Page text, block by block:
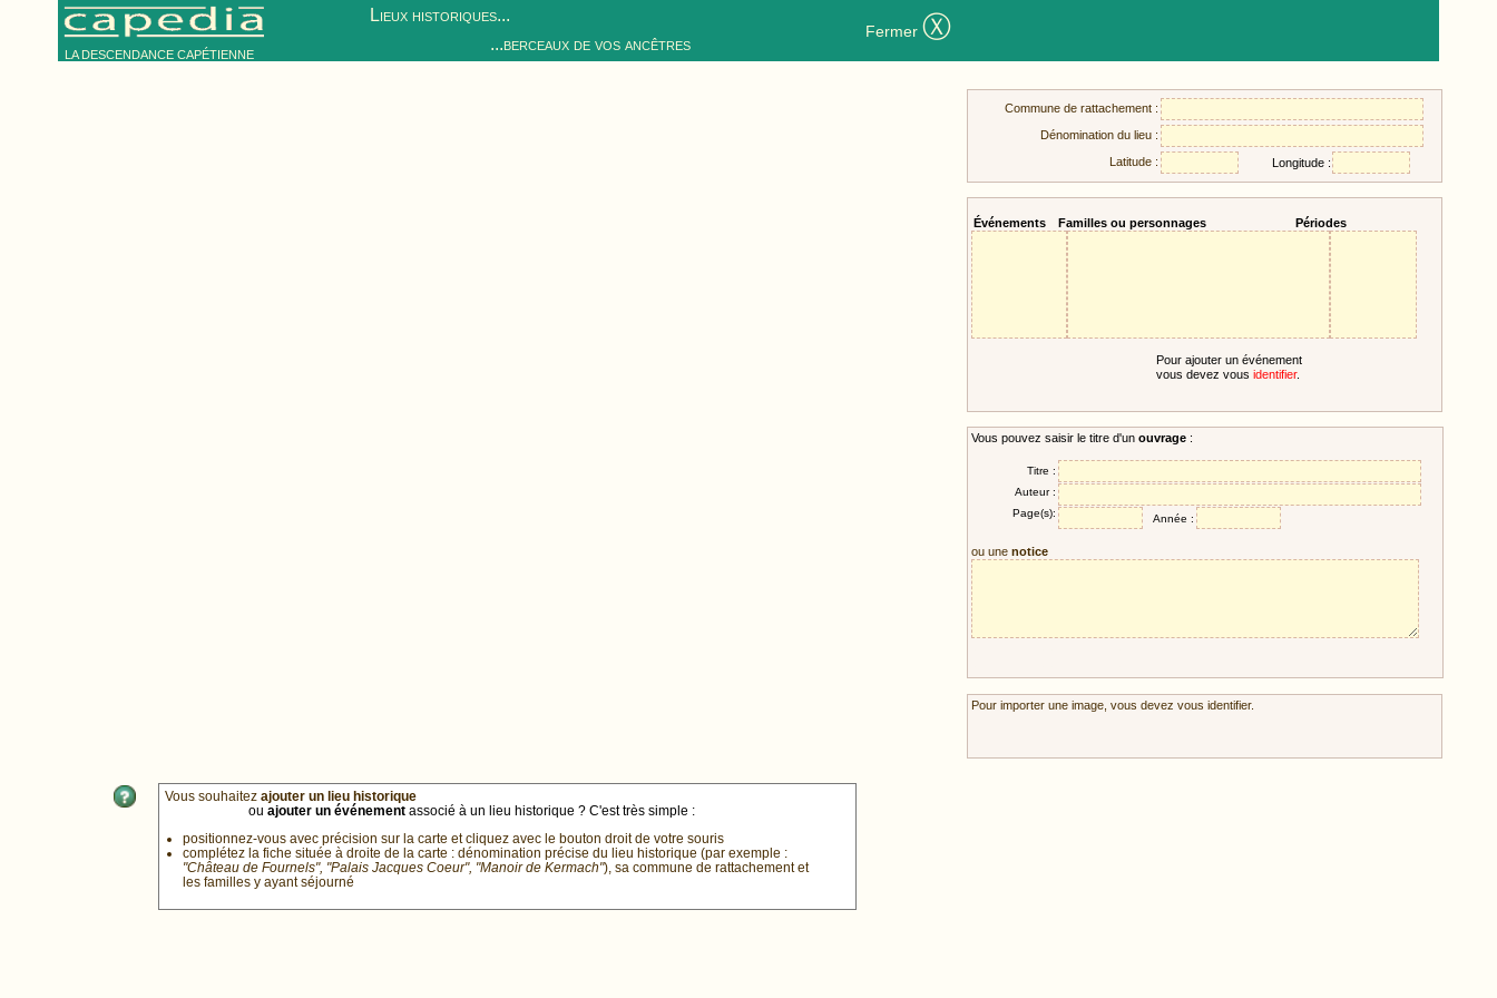
LA DESCENDANCE CAPÉTIENNE
Lieux historiques...
...berceaux de vos ancêtres
Fermer Ⓧ
Vous souhaitez ajouter un lieu historique
ou ajouter un événement associé à un lieu historique ? C'est très simple :
positionnez-vous avec précision sur la carte et cliquez avec le bouton droit de votre souris
complétez la fiche située à droite de la carte : dénomination précise du lieu historique (par exemple :
"Château de Fournels", "Palais Jacques Coeur", "Manoir de Kermach"), sa commune de rattachement et
les familles y ayant séjourné
Commune de rattachement :
Dénomination du lieu :
Latitude :
Longitude :
Événements Familles ou personnages Périodes
Pour ajouter un événement
vous devez vous identifier.
Vous pouvez saisir le titre d'un ouvrage :
Titre :
Auteur :
Page(s):
Année :
ou une notice
Pour importer une image, vous devez vous identifier.